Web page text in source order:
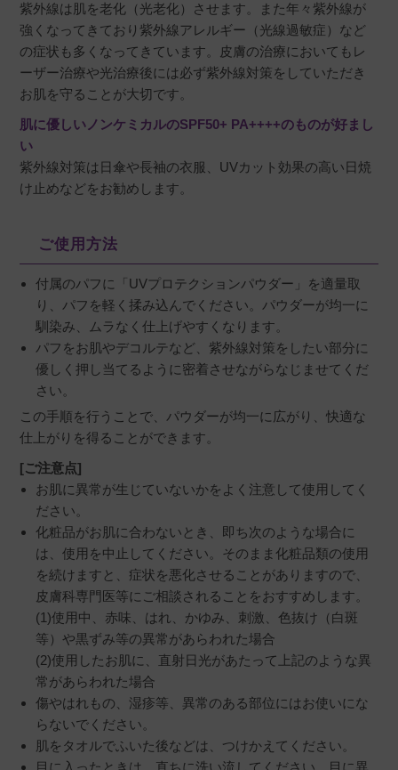
紫外線は肌を老化（光老化）させます。また年々紫外線が
強くなってきており紫外線アレルギー（光線過敏症）など
の症状も多くなってきています。皮膚の治療においてもレ
ーザー治療や光治療後には必ず紫外線対策をしていただき
お肌を守ることが大切です。
肌に優しいノンケミカルのSPF50+ PA++++のものが好まし
い
紫外線対策は日傘や長袖の衣服、UVカット効果の高い日焼
け止めなどをお勧めします。
ご使用方法
付属のパフに「UVプロテクションパウダー」を適量取
り、パフを軽く揉み込んでください。パウダーが均一に
馴染み、ムラなく仕上げやすくなります。
パフをお肌やデコルテなど、紫外線対策をしたい部分に
優しく押し当てるように密着させながらなじませてくだ
さい。
この手順を行うことで、パウダーが均一に広がり、快適な
仕上がりを得ることができます。
[ご注意点]
お肌に異常が生じていないかをよく注意して使用してく
ださい。
化粧品がお肌に合わないとき、即ち次のような場合に
は、使用を中止してください。そのまま化粧品類の使用
を続けますと、症状を悪化させることがありますので、
皮膚科専門医等にご相談されることをおすすめします。
(1)使用中、赤味、はれ、かゆみ、刺激、色抜け（白斑
等）や黒ずみ等の異常があらわれた場合
(2)使用したお肌に、直射日光があたって上記のような異
常があらわれた場合
傷やはれもの、湿疹等、異常のある部位にはお使いにな
らないでください。
肌をタオルでふいた後などは、つけかえてください。